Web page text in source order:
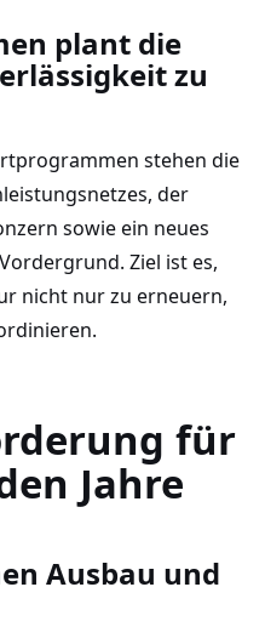
plant die
zu
stehen die
der
sowie ein neues
Ziel ist es,
nicht nur zu erneuern,
für
Jahre
Ausbau und